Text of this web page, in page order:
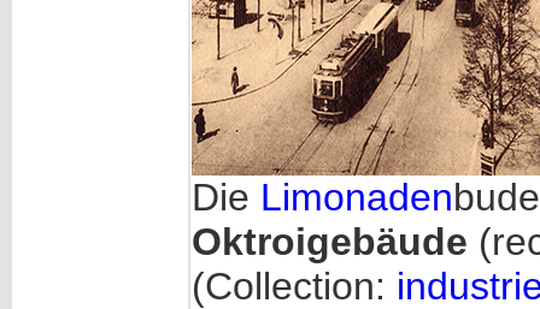
Die Limonaden
Oktroigebäude
(Collection: